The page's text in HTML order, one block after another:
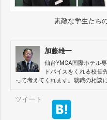
素敵な学生たち
加藤雄一
仙台YMCA国際ホテル
ドバイスをくれる校長
って考えてくれます。就職の相談
ツイート